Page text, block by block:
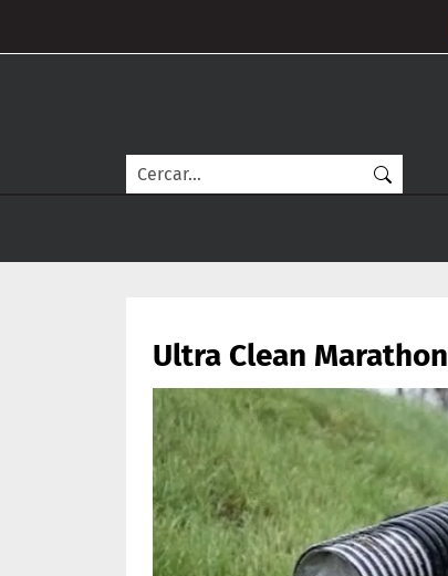
Cerca
Ultra Clean Marathon